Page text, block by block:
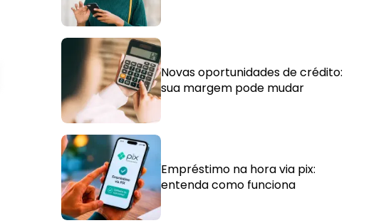
Novas oportunidades de crédito:
sua margem pode mudar
Empréstimo na hora via pix:
entenda como funciona